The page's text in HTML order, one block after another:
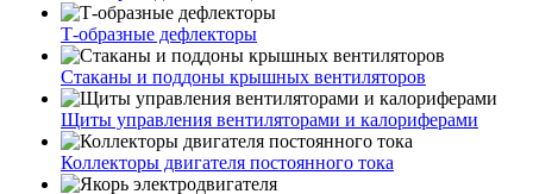
Т-образные дефлекторы
Стаканы и поддоны крышных вентиляторов
Щиты управления вентиляторами и калориферами
Коллекторы двигателя постоянного тока